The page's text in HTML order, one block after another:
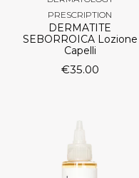
PRESCRIPTION
DERMATITE
SEBORROICA Lozione
Capelli
€35.00